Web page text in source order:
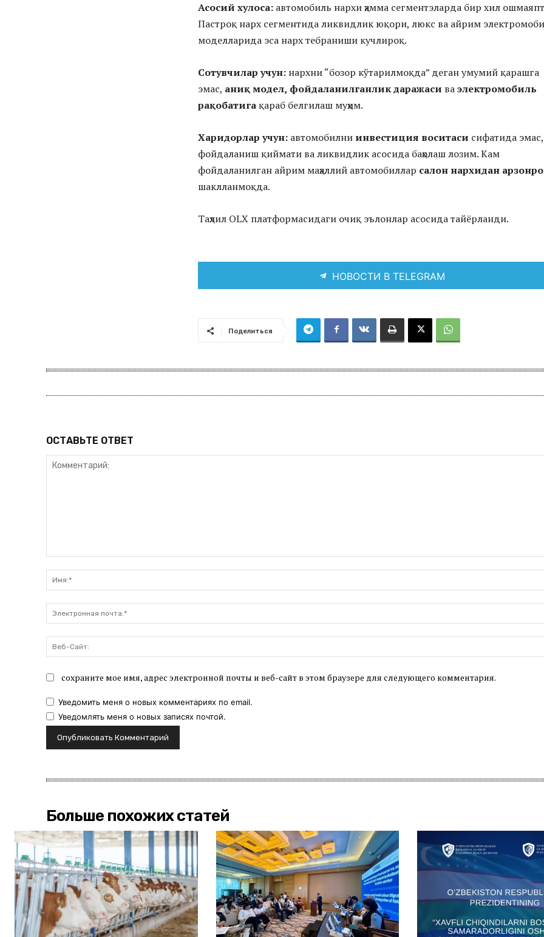
Асосий хулоса: автомобиль нархи ҳамма сегментэларда бир хил
Пастроқ нарх сегментида ликвидлик юқори, люкс ва айрим
моделларида эса нарх тебраниши кучлироқ.
Сотувчилар учун: нархни “бозор кўтарилмоқда” деган умумий қарашга
эмас, аниқ модел, фойдаланилганлик даражаси ваэлектромобиль
рақобатигақараб белгилаш муҳим.
Харидорлар учун: автомобилни инвестиция воситаси сифатида эмас,
фойдаланиш қиймати ва ликвидлик асосида баҳолаш лозим. Кам
фойдаланилган айрим маҳаллий автомобиллар салон нархидан
шаклланмоқда.
Таҳлил OLX платформасидаги очиқ эълонлар асосида тайёрланди.
НОВОСТИ В TELEGRAM
Поделиться
ОСТАВЬТЕ ОТВЕТ
сохраните мое имя, адрес электронной почты и веб-сайт в этом браузере для следующего комментария.
Уведомить меня о новых комментариях по email.
Уведомлять меня о новых записях почтой.
Больше похожих статей